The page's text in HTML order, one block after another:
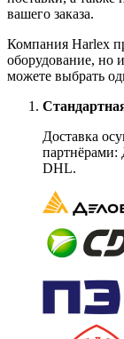
вашего заказа.
Компания Harlex
оборудование, но
можете выбрать
Доставка
DHL.